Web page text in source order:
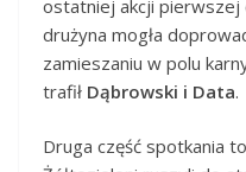
ostatniej akcji pierwszej
drużyna mogła
zamieszaniu w polu
trafił Dąbrowski i Data.
Druga część spotkania